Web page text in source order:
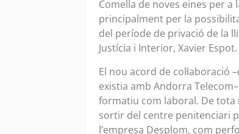
Comella de noves eines per a
principalment per la
del període de privació de la
Justícia i Interior, Xavier Espot.
El nou acord de col·laboració
existia amb Andorra
formatiu com laboral. De
sortir del centre penitenciari
l’empresa Desplom, com